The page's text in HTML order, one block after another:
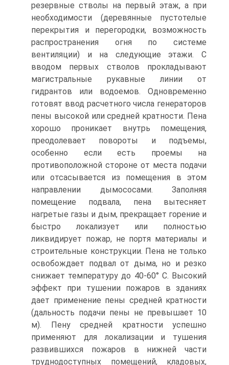
резервные стволы на первый этаж, а при
необходимости (деревянные пустотелые
перекрытия и перегородки, возможность
распространения огня по системе
вентиляции) и на следующие этажи. С
вводом первых стволов прокладывают
магистральные рукавные линии от
гидрантов или водоемов. Одновременно
готовят ввод расчетного числа генераторов
пены высокой или средней кратности. Пена
хорошо проникает внутрь помещения,
преодолевает повороты и подъемы,
особенно если есть проемы на
противоположной стороне от места подачи
или отсасывается из помещения в этом
направлении дымососами. Заполняя
помещение подвала, пена вытесняет
нагретые газы и дым, прекращает горение и
быстро локализует или полностью
ликвидирует пожар, не портя материалы и
строительные конструкции. Пена не только
освобождает подвал от дыма, но и резко
снижает температуру до 40-60° С. Высокий
эффект при тушении пожаров в зданиях
дает применение пены средней кратности
(дальность подачи пены не превышает 10
м). Пену средней кратности успешно
применяют для локализации и тушения
развившихся пожаров в нижней части
труднодоступных помещений, кладовых,